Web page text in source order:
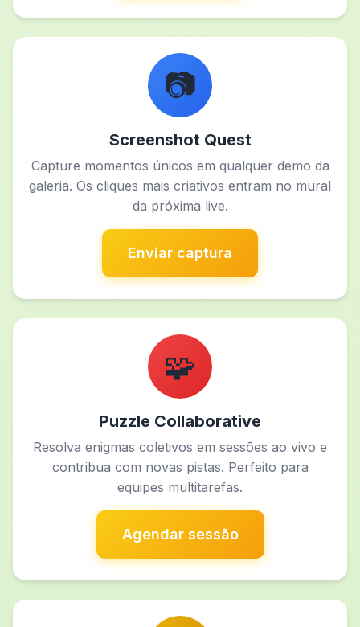
📷
Screenshot Quest
Capture momentos únicos em qualquer demo da
galeria. Os cliques mais criativos entram no mural
da próxima live.
Enviar captura
🧩
Puzzle Collaborative
Resolva enigmas coletivos em sessões ao vivo e
contribua com novas pistas. Perfeito para
equipes multitarefas.
Agendar sessão